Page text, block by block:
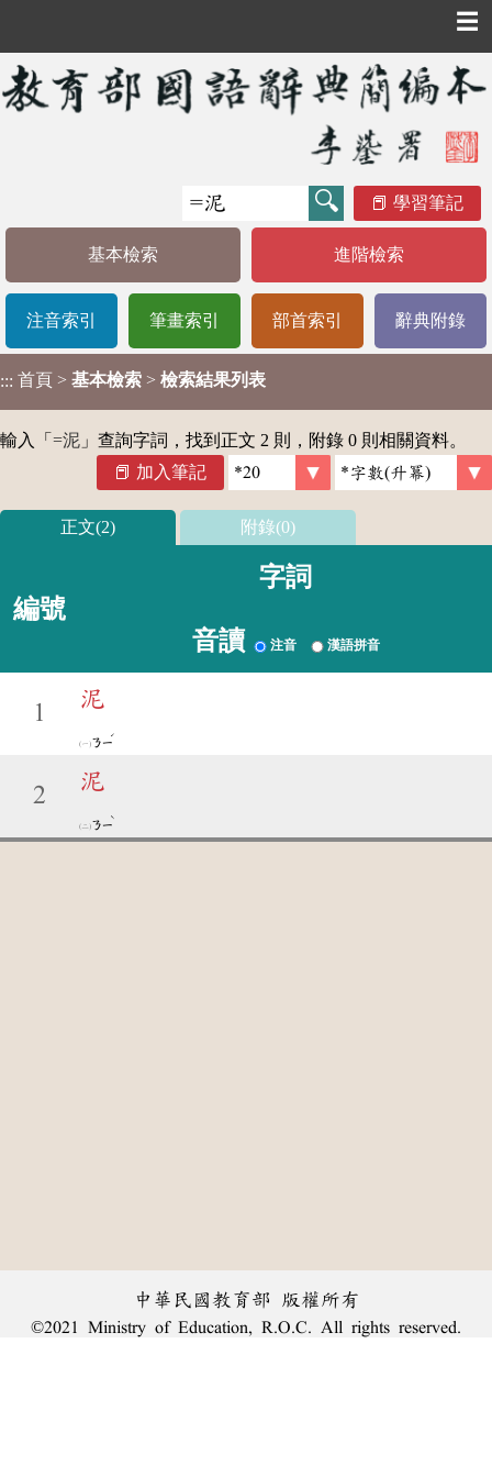
☰
學習筆記
基本檢索 進階檢索
注音索引 筆畫索引 部首索引 辭典附錄
::: 首頁 > 基本檢索 > 檢索結果列表
輸入「 =泥 」查詢字詞，找到正文 2 則，附錄 0 則相關資料。
加入筆記
正文(2) 附錄(0)
編號
字詞
音讀 注音 漢語拼音
1
泥
ㄋㄧ
ˊ
2
泥
ㄋㄧ
ˋ
中華民國教育部 版權所有
©2021 Ministry of Education, R.O.C. All rights reserved.